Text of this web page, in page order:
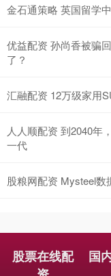
金石通策略 英国留学
优益配资 孙尚香被骗
了？
汇融配资 12万级家用
人人顺配资 到2040年
一代
股粮网配资 Mysteel
股票在线配
国